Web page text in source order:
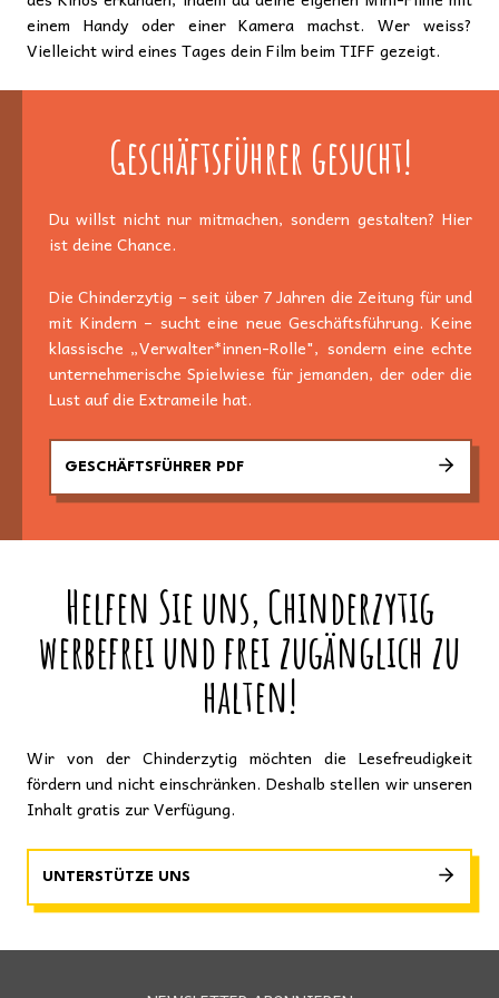
einem Handy oder einer Kamera machst. Wer weiss?
Vielleicht wird eines Tages dein Film beim TIFF gezeigt.
Geschäftsführer gesucht!
Du willst nicht nur mitmachen, sondern gestalten? Hier
ist deine Chance.
Die Chinderzytig – seit über 7 Jahren die Zeitung für und
mit Kindern – sucht eine neue Geschäftsführung. Keine
klassische „Verwalter*innen-Rolle", sondern eine echte
unternehmerische Spielwiese für jemanden, der oder die
Lust auf die Extrameile hat.
GESCHÄFTSFÜHRER PDF
Helfen Sie uns, Chinderzytig
werbefrei und frei zugänglich zu
halten!
Wir von der Chinderzytig möchten die Lesefreudigkeit
fördern und nicht einschränken. Deshalb stellen wir unseren
Inhalt gratis zur Verfügung.
UNTERSTÜTZE UNS